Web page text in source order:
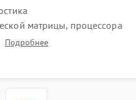
матрицы, процессора
и цепей питания.
Подробнее